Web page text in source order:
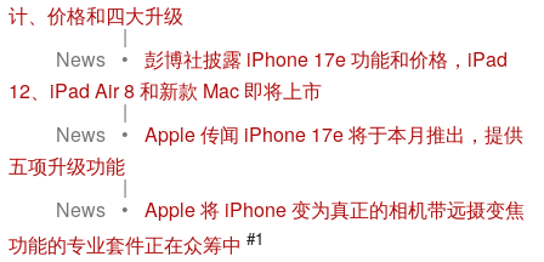
计、价格和四大升级
|
News
•
彭博社披露 iPhone 17e 功能和价格，iPad
12、iPad Air 8 和新款 Mac 即将上市
|
News
•
Apple 传闻 iPhone 17e 将于本月推出，提供
五项升级功能
|
News
•
Apple 将 iPhone 变为真正的相机带远摄变焦
功能的专业套件正在众筹中 #1